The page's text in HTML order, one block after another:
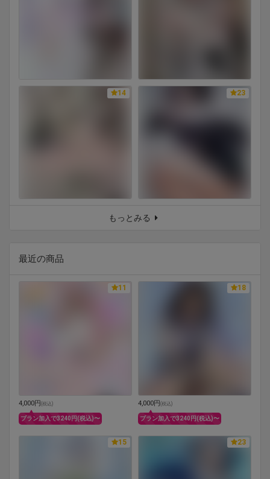
14 23
もっとみる
最近の商品
11
4,000円(税込)
プラン加入で3240円(税込)〜
18
4,000円(税込)
プラン加入で3240円(税込)〜
15 23